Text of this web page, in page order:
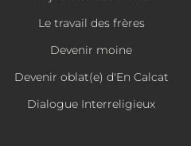
Le travail des frères
Devenir moine
Devenir oblat(e) d'En Calcat
Dialogue Interreligieux